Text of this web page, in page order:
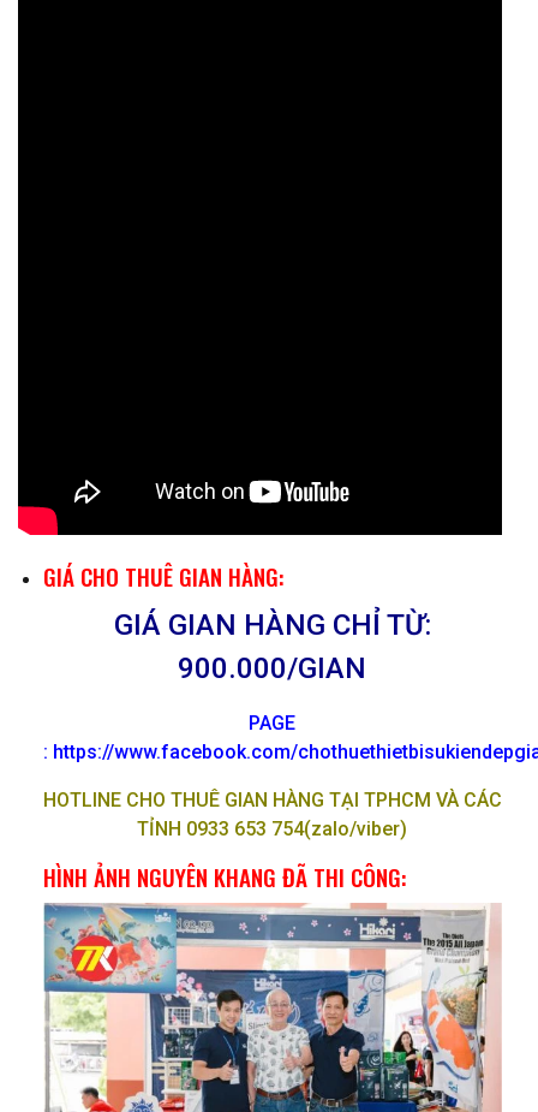
GIÁ CHO THUÊ GIAN HÀNG:
GIÁ GIAN HÀNG CHỈ TỪ:
900.000/GIAN
PAGE
: https://www.facebook.com/
HOTLINE CHO THUÊ GIAN HÀNG TẠI TPHCM VÀ CÁC
TỈNH 0933 653 754(zalo/viber)
HÌNH ẢNH NGUYÊN KHANG ĐÃ THI CÔNG: